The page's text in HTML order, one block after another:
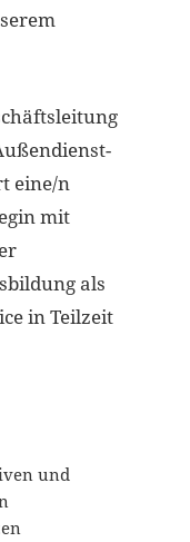
eine/n
mit
als
in Teilzeit
und